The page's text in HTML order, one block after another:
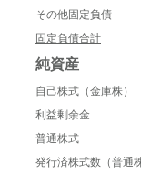
その他固定負債
固定負債合計
純資産
自己株式（金庫株）
利益剰余金
普通株式
発行済株式数（普通株